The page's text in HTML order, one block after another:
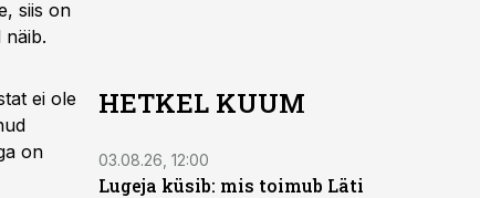
siis on
näib.
ei ole
on
HETKEL KUUM
03.08.26, 12:00
Lugeja küsib: mis toimub Läti